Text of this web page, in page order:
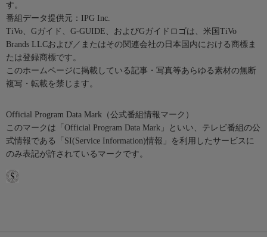
す。
番組データ提供元：IPG Inc.
TiVo、Gガイド、G-GUIDE、およびGガイドロゴは、米国TiVo
Brands LLCおよび／またはその関連会社の日本国内における商標ま
たは登録商標です。
このホームページに掲載している記事・写真等あらゆる素材の無断
複写・転載を禁じます。
Official Program Data Mark（公式番組情報マーク）
このマークは「Official Program Data Mark」といい、テレビ番組の公
式情報である「SI(Service Information)情報」を利用したサービスに
のみ表記が許されているマークです。